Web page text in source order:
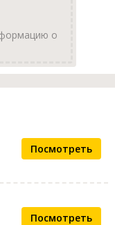
о
Посмотреть
Посмотреть